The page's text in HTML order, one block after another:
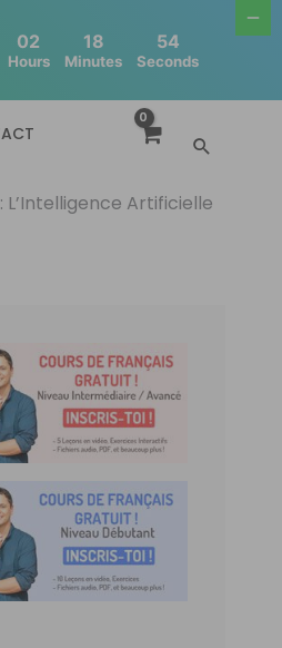
L’Intelligence Artificielle
02
Hours
18
Minutes
53
Seconds